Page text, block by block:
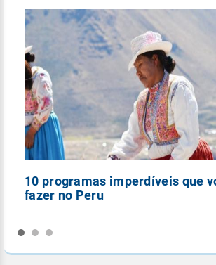
10 programas imperdíveis que
fazer no Peru